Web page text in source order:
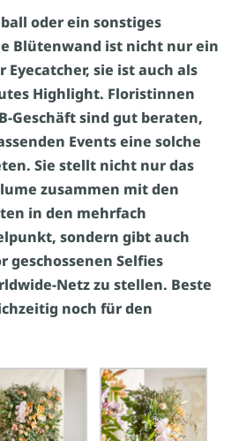
oder ein sonstiges
Blütenwand ist nicht nur ein
sie ist auch als
Highlight. Floristinnen
Geschäft sind gut beraten,
Events eine solche
Sie stellt nicht nur das
zusammen mit den
in den mehrfach
sondern gibt auch
geschossenen Selfies
Netz zu stellen. Beste
noch für den